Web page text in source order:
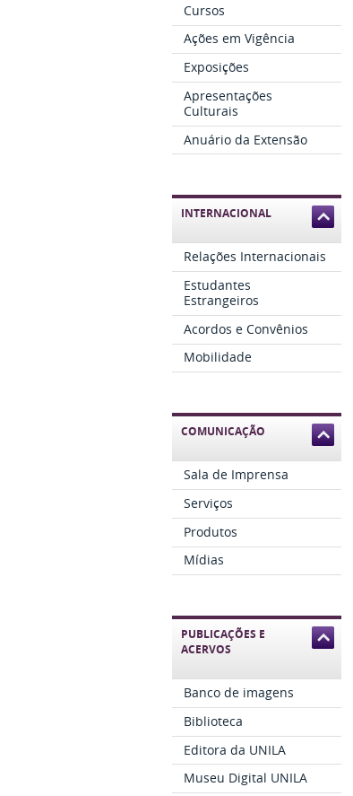
Cursos
Ações em Vigência
Exposições
Apresentações
Culturais
Anuário da Extensão
INTERNACIONAL
Relações Internacionais
Estudantes
Estrangeiros
Acordos e Convênios
Mobilidade
COMUNICAÇÃO
Sala de Imprensa
Serviços
Produtos
Mídias
PUBLICAÇÕES E
ACERVOS
Banco de imagens
Biblioteca
Editora da UNILA
Museu Digital UNILA